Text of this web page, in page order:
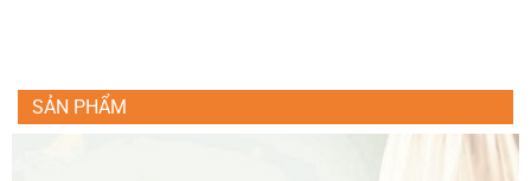
SẢN PHẨM